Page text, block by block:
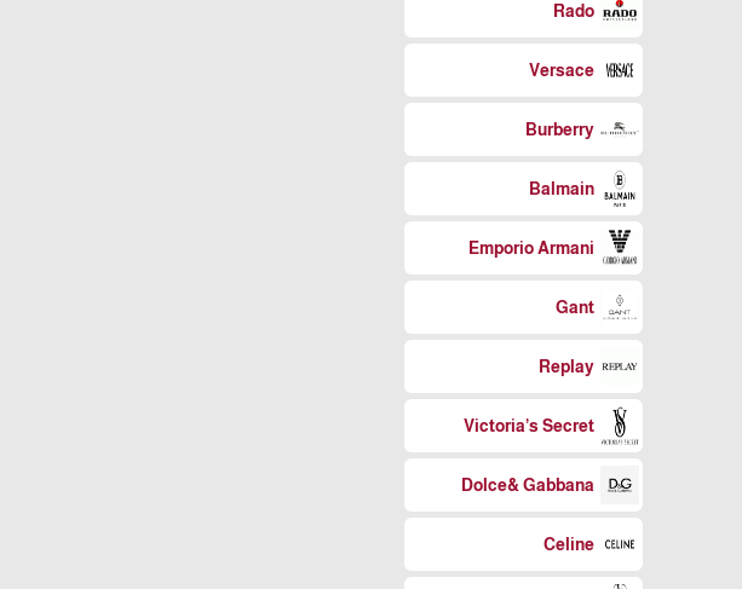
Rado
Versace
Burberry
Balmain
Emporio Armani
Gant
Replay
Victoria’s Secret
Dolce& Gabbana
Celine